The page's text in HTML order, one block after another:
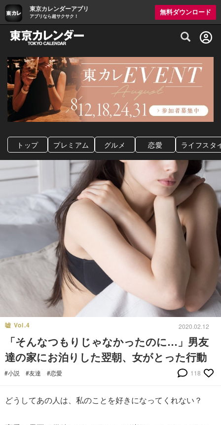
東京カレンダーアプリ
アプリなら超サクサク！
無料ダウンロード
グルメ情報・プレミアムレストラン予約
トップ プレミアム グルメ 恋愛 ライフスタ
嘘 Vol.4 2020.02.12
「そんなつもりじゃなかったのに…」男友
達の家にお泊りした翌朝、女がとった行動
#小説 #友達 #恋愛 118
どうしてあの人は、私のことを好きになってくれない？